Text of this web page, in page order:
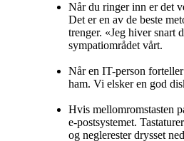
Når du ringer inn er det
Det er en av de beste
trenger. «Jeg hiver snart
sympatiområdet vårt.
Når en IT-person
ham. Vi elsker en god
Hvis mellomromstasten
e-postsystemet.
og neglerester drysset